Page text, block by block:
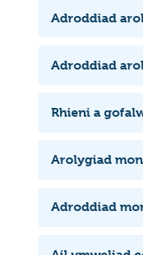
Adroddiad
Adroddiad
Rhieni a
Arolygiad
Adroddiad